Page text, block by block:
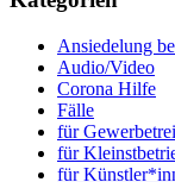
Ansiedelung
Audio/Video
Corona Hilfe
Fälle
für
für
für